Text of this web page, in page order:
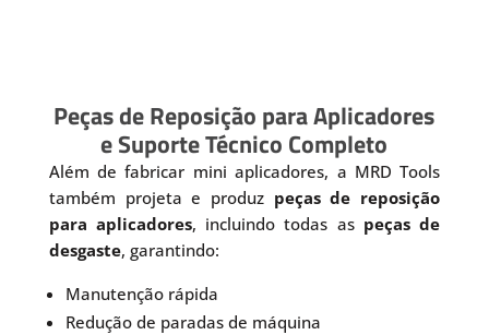
Peças de Reposição para Aplicadores
e Suporte Técnico Completo
Além de fabricar mini aplicadores, a MRD Tools
também projeta e produz peças de reposição
para aplicadores, incluindo todas as peças de
desgaste, garantindo:
Manutenção rápida
Redução de paradas de máquina